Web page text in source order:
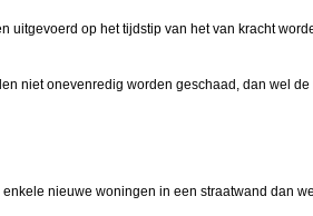
op het tijdstip van het van kracht
niet onevenredig worden geschaad, dan wel
nieuwe woningen in een straatwand dan